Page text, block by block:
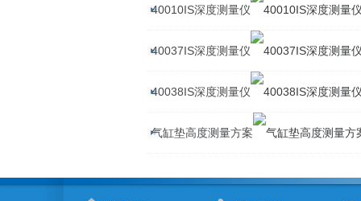
40010IS深度测量仪
40037IS深度测量仪
40038IS深度测量仪
气缸垫高度测量方案